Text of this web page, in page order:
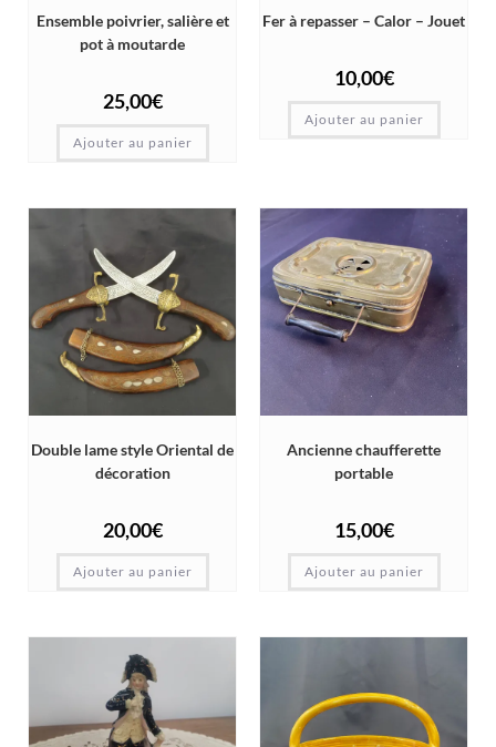
Ensemble poivrier, salière et
pot à moutarde
25,00€
Ajouter au panier
Fer à repasser – Calor – Jouet
10,00€
Ajouter au panier
Double lame style Oriental de
décoration
20,00€
Ajouter au panier
Ancienne chaufferette
portable
15,00€
Ajouter au panier